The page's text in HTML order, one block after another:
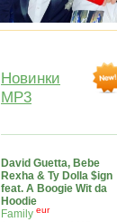
Новинки
MP3
David Guetta, Bebe
Rexha & Ty Dolla $ign
feat. A Boogie Wit da
Hoodie
Family eur